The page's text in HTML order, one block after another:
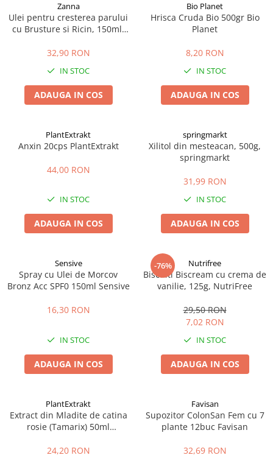
Zanna
Ulei pentru cresterea parului
cu Brusture si Ricin, 150ml,
32,90 RON
IN STOC
ADAUGA IN COS
Bio Planet
Hrisca Cruda Bio 500gr Bio
Planet
8,20 RON
IN STOC
ADAUGA IN COS
PlantExtrakt
Anxin 20cps PlantExtrakt
44,00 RON
IN STOC
ADAUGA IN COS
springmarkt
Xilitol din mesteacan, 500g,
springmarkt
31,99 RON
IN STOC
ADAUGA IN COS
Sensive
Spray cu Ulei de Morcov
Bronz Acc SPF0 150ml Sensive
16,30 RON
IN STOC
ADAUGA IN COS
-76% Nutrifree
Biscuiti Biscream cu crema de
vanilie, 125g, NutriFree
29,50 RON
7,02 RON
IN STOC
ADAUGA IN COS
PlantExtrakt
Extract din Mladite de catina
rosie (Tamarix) 50ml
24,20 RON
Favisan
Supozitor ColonSan Fem cu 7
plante 12buc Favisan
32,69 RON